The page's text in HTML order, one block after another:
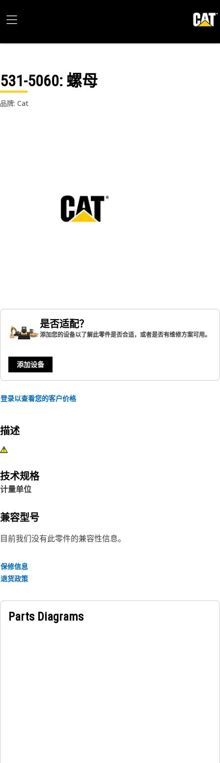
531-5060: 螺母
品牌: Cat
是否适配？
添加您的设备以了解此零件是否合适，或者是否有维修方案可用。
添加设备
登录以查看您的客户价格
描述
技术规格
计量单位
兼容型号
目前我们没有此零件的兼容性信息。
保修信息
退货政策
Parts Diagrams